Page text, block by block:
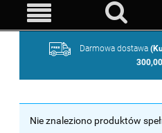
Darmowa dostawa
Nie znaleziono produktów